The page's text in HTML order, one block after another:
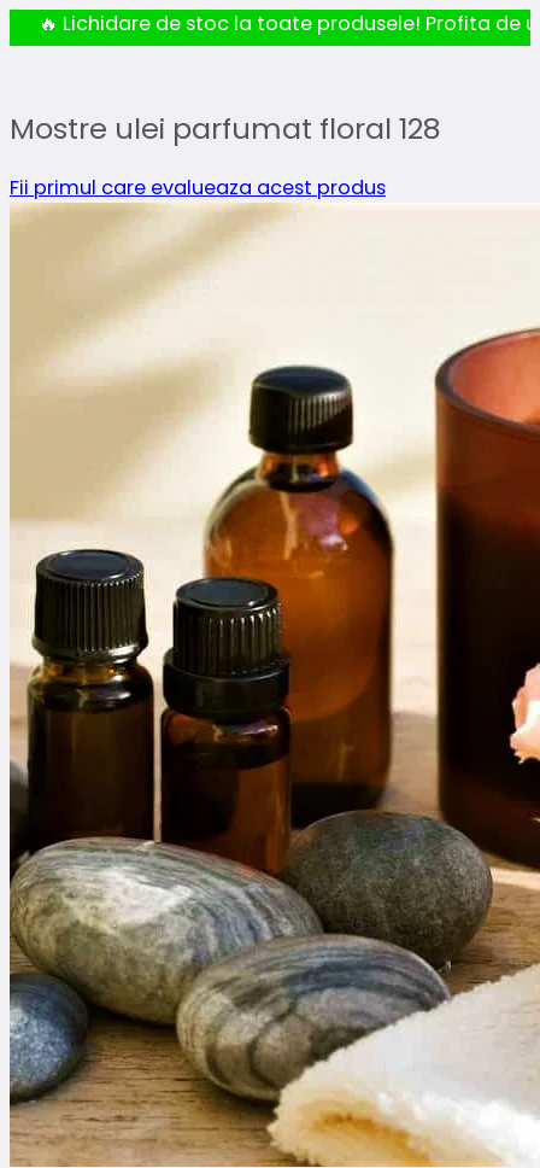
🔥 Lichidare de stoc la toate produsele! Profita de
Mostre ulei parfumat floral 128
Fii primul care evalueaza acest produs